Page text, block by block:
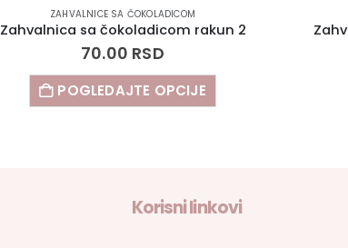
ZAHVALNICE SA ČOKOLADICOM
Zahvalnica sa čokoladicom rakun 2
70.00 RSD
POGLEDAJTE OPCIJE
Korisni linkovi